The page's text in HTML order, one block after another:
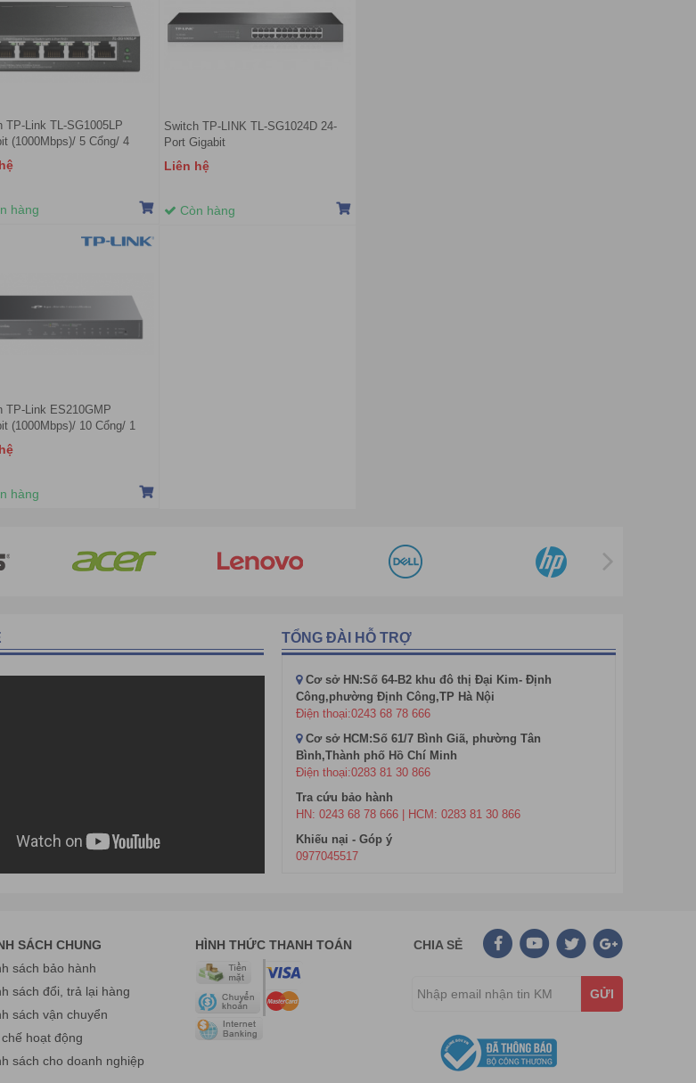
TP-Link TL-SG1005LP
(1000Mbps)/ 5 Cổng/ 4
Vỏ Thép)
hàng
Switch TP-LINK TL-SG1024D 24-
Port Gigabit
Liên hệ
Còn hàng
TP-Link ES210GMP
(1000Mbps)/ 10 Cổng/ 1
cổng PoE/ Vỏ kim loại)
hàng
TỔNG ĐÀI HỖ TRỢ
Cơ sở HN:Số 64-B2 khu đô thị Đại Kim- Định
Công,phường Định Công,TP Hà Nội
Điện thoại:0243 68 78 666
Cơ sở HCM:Số 61/7 Bình Giã, phường Tân
Bình,Thành phố Hồ Chí Minh
Điện thoại:0283 81 30 866
Tra cứu bảo hành
HN: 0243 68 78 666 | HCM: 0283 81 30 866
Khiếu nại - Góp ý
0977045517
SÁCH CHUNG
sách bảo hành
sách đổi, trả lại hàng
sách vận chuyển
hoạt động
sách cho doanh nghiệp
HÌNH THỨC THANH TOÁN CHIA SẺ
GỬI